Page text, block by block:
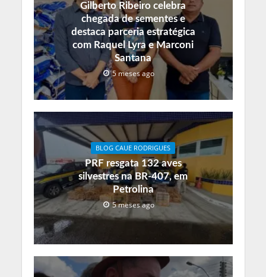
Gilberto Ribeiro celebra
chegada de sementes e
destaca parceria estratégica
com Raquel Lyra e Marconi
Santana
5 meses ago
BLOG CAUE RODRIGUES
PRF resgata 132 aves
silvestres na BR-407, em
Petrolina
5 meses ago